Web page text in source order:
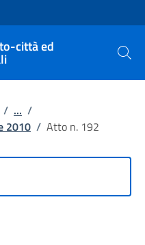
città ed
Cerca
/ ... /
2010 / Atto n. 192